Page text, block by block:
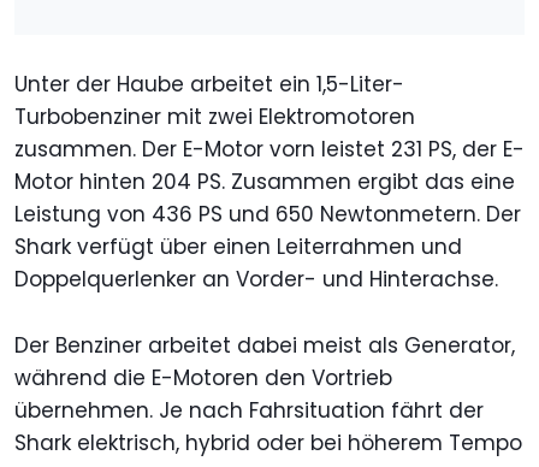
Unter der Haube arbeitet ein 1,5-Liter-
Turbobenziner mit zwei Elektromotoren
zusammen. Der E-Motor vorn leistet 231 PS, der E-
Motor hinten 204 PS. Zusammen ergibt das eine
Leistung von 436 PS und 650 Newtonmetern. Der
Shark verfügt über einen Leiterrahmen und
Doppelquerlenker an Vorder- und Hinterachse.
Der Benziner arbeitet dabei meist als Generator,
während die E-Motoren den Vortrieb
übernehmen. Je nach Fahrsituation fährt der
Shark elektrisch, hybrid oder bei höherem Tempo